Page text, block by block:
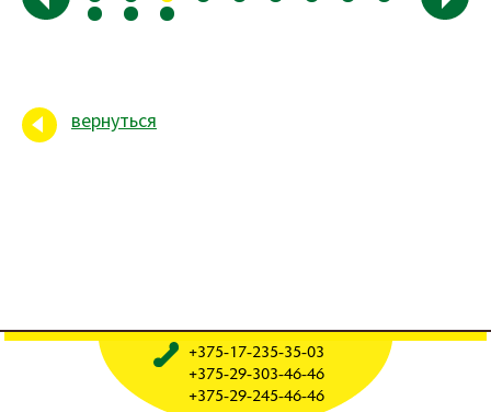
вернуться
+375-17-235-35-03
+375-29-303-46-46
+375-29-245-46-46